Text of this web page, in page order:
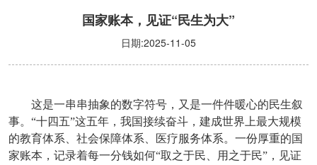
国家账本，见证“民生为大”
日期:2025-11-05
这是一串串抽象的数字符号，又是一件件暖心的民生叙
事。“十四五”这五年，我国接续奋斗，建成世界上最大规模
的教育体系、社会保障体系、医疗服务体系。一份厚重的国
家账本，记录着每一分钱如何“取之于民、用之于民”，见证